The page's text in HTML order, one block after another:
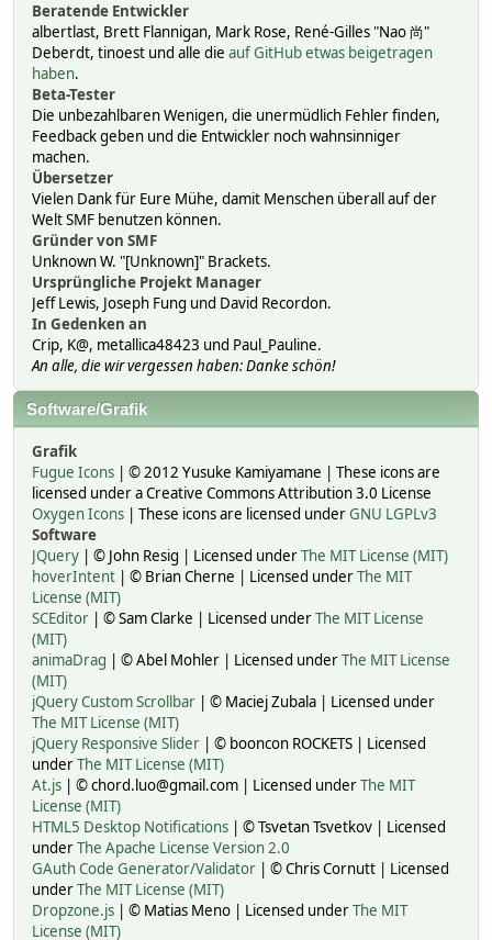
Beratende Entwickler
albertlast, Brett Flannigan, Mark Rose, René-Gilles "Nao 尚"
Deberdt, tinoest und alle die auf GitHub etwas beigetragen
haben.
Beta-Tester
Die unbezahlbaren Wenigen, die unermüdlich Fehler finden,
Feedback geben und die Entwickler noch wahnsinniger
machen.
Übersetzer
Vielen Dank für Eure Mühe, damit Menschen überall auf der
Welt SMF benutzen können.
Gründer von SMF
Unknown W. "[Unknown]" Brackets.
Ursprüngliche Projekt Manager
Jeff Lewis, Joseph Fung und David Recordon.
In Gedenken an
Crip, K@, metallica48423 und Paul_Pauline.
An alle, die wir vergessen haben: Danke schön!
Software/Grafik
Grafik
Fugue Icons | © 2012 Yusuke Kamiyamane | These icons are
licensed under a Creative Commons Attribution 3.0 License
Oxygen Icons | These icons are licensed underGNU LGPLv3
Software
JQuery | © John Resig | Licensed underThe MIT License (MIT)
hoverIntent | © Brian Cherne | Licensed underThe MIT
License (MIT)
SCEditor | © Sam Clarke | Licensed underThe MIT License
(MIT)
animaDrag | © Abel Mohler | Licensed underThe MIT License
(MIT)
jQuery Custom Scrollbar | © Maciej Zubala | Licensed under
The MIT License (MIT)
jQuery Responsive Slider | © booncon ROCKETS | Licensed
underThe MIT License (MIT)
At.js | © chord.luo@gmail.com | Licensed underThe MIT
License (MIT)
HTML5 Desktop Notifications | © Tsvetan Tsvetkov | Licensed
underThe Apache License Version 2.0
GAuth Code Generator/Validator | © Chris Cornutt | Licensed
underThe MIT License (MIT)
Dropzone.js | © Matias Meno | Licensed underThe MIT
License (MIT)